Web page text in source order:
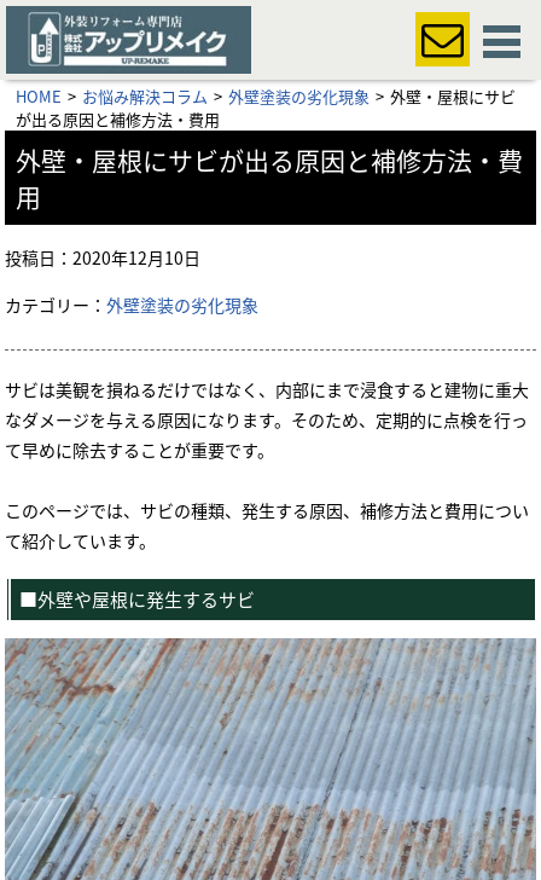
HOME お悩み解決コラム 外壁塗装の劣化現象
外壁・屋根にサビ
が出る原因と補修方法・費用
外壁・屋根にサビが出る原因と補修方法・費
用
投稿日：2020年12月10日
カテゴリー：外壁塗装の劣化現象
サビは美観を損ねるだけではなく、内部にまで浸食すると建物に重大
なダメージを与える原因になります。そのため、定期的に点検を行っ
て早めに除去することが重要です。
このページでは、サビの種類、発生する原因、補修方法と費用につい
て紹介しています。
■外壁や屋根に発生するサビ